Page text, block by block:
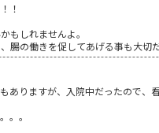
！
もしれませんよ。
腸の働きを促してあげる事も大切だ
りますが、入院中だったので、
。。